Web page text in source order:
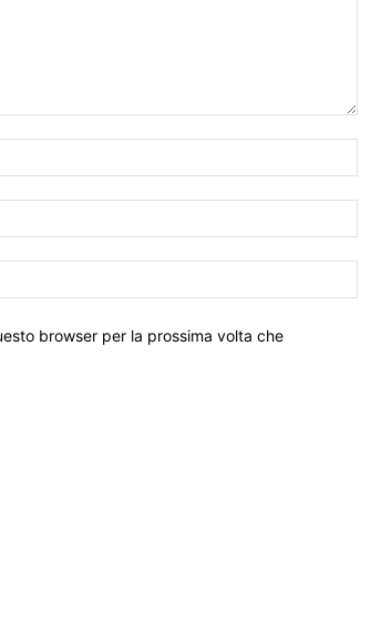
browser per la prossima volta che